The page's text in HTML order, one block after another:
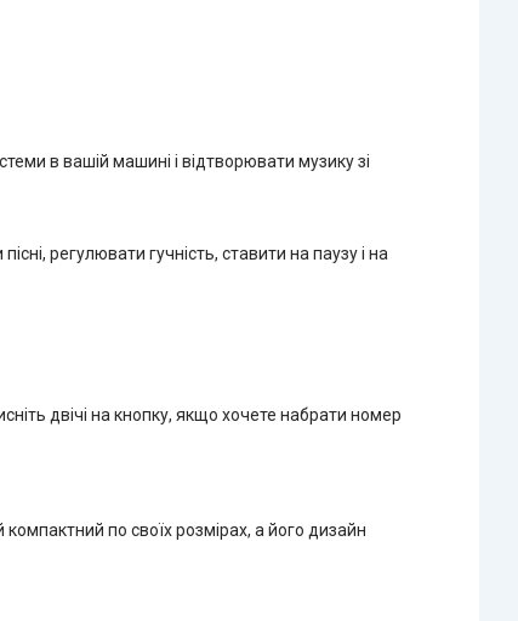
в вашій машині і відтворювати музику зі
регулювати гучність, ставити на паузу і на
двічі на кнопку, якщо хочете набрати номер
компактний по своїх розмірах, а його дизайн